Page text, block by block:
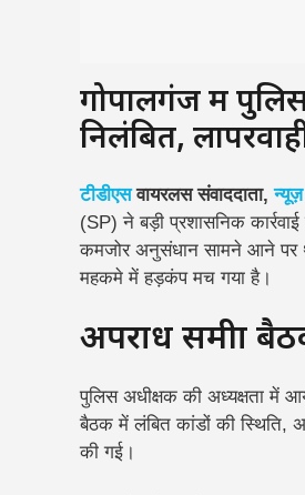
गोपालगंज में पुलिस
निलंबित,
टीडीएसवायरलस संवाददाता,न्यूज़
(SP) ने बड़ी प्रशासनिक
कमजोर अनुसंधान सामने आने पर
महकमे में हड़कंप मच गया है।
अपराध समीक्षा
पुलिस अधीक्षक की अध्यक्षता में
बैठक में लंबित कांडों की स्थिति,
की गई।